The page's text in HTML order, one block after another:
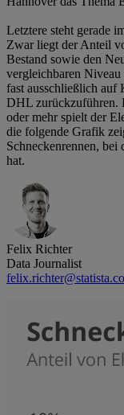
Letztere steht gerade
Zwar liegt der Anteil
Bestand sowie den
vergleichbaren
fast ausschließlich auf
DHL zurückzuführen.
oder mehr spielt der
die folgende Grafik
Schneckenrennen,
hat.
Felix Richter
Data Journalist